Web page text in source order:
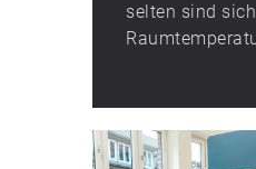
selten sind